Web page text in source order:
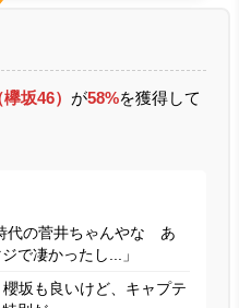
坂46） が58%を獲得して
代の菅井ちゃんやな あ
で凄かったし...」
櫻坂も良いけど、キャプテ